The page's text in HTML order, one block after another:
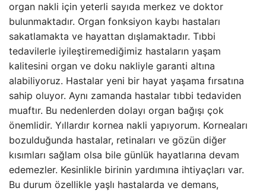
organ nakli için yeterli sayıda merkez ve doktor
bulunmaktadır. Organ fonksiyon kaybı hastaları
sakatlamakta ve hayattan dışlamaktadır. Tıbbi
tedavilerle iyileştiremediğimiz hastaların yaşam
kalitesini organ ve doku nakliyle garanti altına
alabiliyoruz. Hastalar yeni bir hayat yaşama fırsatına
sahip oluyor. Aynı zamanda hastalar tıbbi tedaviden
muaftır. Bu nedenlerden dolayı organ bağışı çok
önemlidir. Yıllardır kornea nakli yapıyorum. Korneaları
bozulduğunda hastalar, retinaları ve gözün diğer
kısımları sağlam olsa bile günlük hayatlarına devam
edemezler. Kesinlikle birinin yardımına ihtiyaçları var.
Bu durum özellikle yaşlı hastalarda ve demans,